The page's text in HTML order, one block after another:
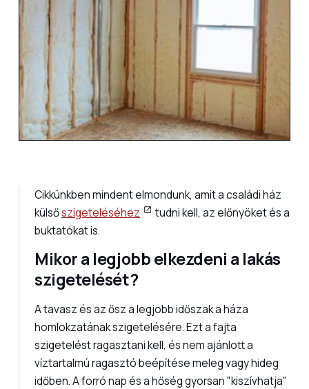
Cikkünkben mindent elmondunk, amit a családi ház
külsőszigeteléséhez
tudni kell, az előnyöket és a
buktatókat is.
Mikor a legjobb elkezdeni a lakás
szigetelését?
A tavasz és az ősz a legjobb időszak a háza
homlokzatának szigetelésére. Ezt a fajta
szigetelést ragasztani kell, és nem ajánlott a
víztartalmú ragasztó beépítése meleg vagy hideg
időben. A forró nap és a hőség gyorsan "kiszívhatja"